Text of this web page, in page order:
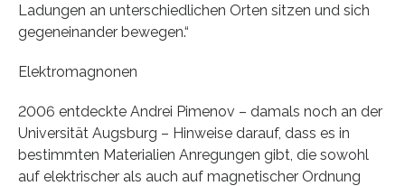
Ladungen an unterschiedlichen Orten sitzen und sich
gegeneinander bewegen.“
Elektromagnonen
2006 entdeckte Andrei Pimenov – damals noch an der
Universität Augsburg – Hinweise darauf, dass es in
bestimmten Materialien Anregungen gibt, die sowohl
auf elektrischer als auch auf magnetischer Ordnung